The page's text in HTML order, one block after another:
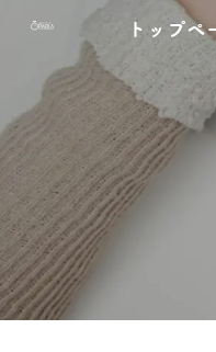
へ
ス
ッ
プ
ョ
ン
移
動
トップペ